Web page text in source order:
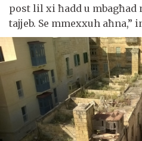
post lil xi ħadd u
tajjeb. Se mmexxuh aħna,”